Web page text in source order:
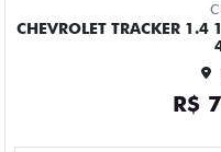
CHEVROLET TRACKER
R$